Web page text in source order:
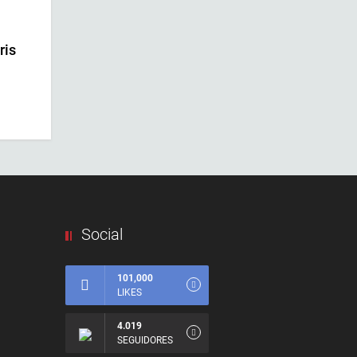
Social
101,000
LIKES
4.019
SEGUIDORES